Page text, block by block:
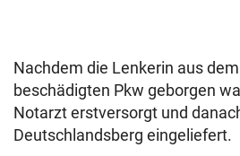
Nachdem die Lenkerin aus
beschädigten Pkw geborgen
Notarzt erstversorgt und
Deutschlandsberg eingeliefert.